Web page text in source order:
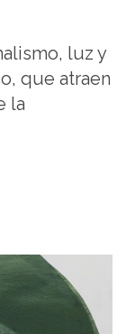
luz y
que atraen
la